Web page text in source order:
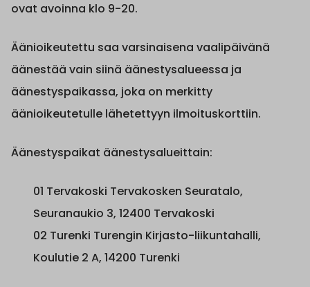
ovat avoinna klo 9-20.
Äänioikeutettu saa varsinaisena vaalipäivänä
äänestää vain siinä äänestysalueessa ja
äänestyspaikassa, joka on merkitty
äänioikeutetulle lähetettyyn ilmoituskorttiin.
Äänestyspaikat äänestysalueittain:
01 Tervakoski Tervakosken Seuratalo,
Seuranaukio 3, 12400 Tervakoski
02 Turenki Turengin Kirjasto-liikuntahalli,
Koulutie 2 A, 14200 Turenki